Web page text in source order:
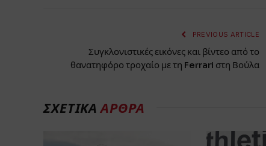
PREVIOUS ARTICLE
Συγκλονιστικές εικόνες και βίντεο από το
θανατηφόρο τροχαίο με τη Ferrari στη Βούλα
ΣΧΕΤΙΚΑΑΡΘΡΑ